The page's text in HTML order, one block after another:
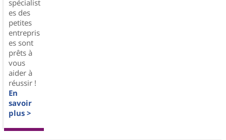
spécialist
es des
petites
entrepris
es sont
prêts à
vous
aider à
réussir !
En
savoir
plus >